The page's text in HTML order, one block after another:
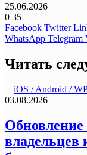
25.06.2026
0 35
Facebook Twitter
WhatsApp Telegram
Читать
iOS / Android /
03.08.2026
владельцев